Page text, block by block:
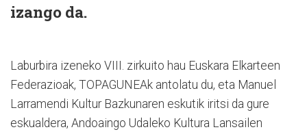
izango da.
Laburbira izeneko VIII. zirkuito hau Euskara Elkarteen
Federazioak, TOPAGUNEAk antolatu du, eta Manuel
Larramendi Kultur Bazkunaren eskutik iritsi da gure
eskualdera, Andoaingo Udaleko Kultura Lansailen